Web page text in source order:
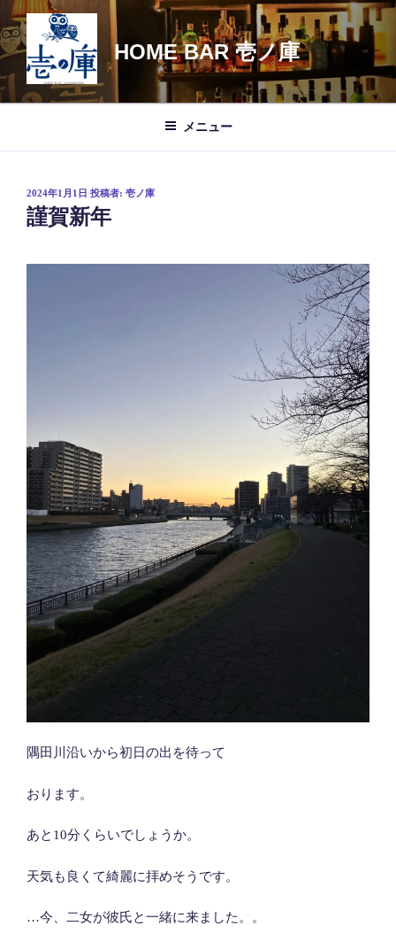
コ
ン
テ
ン
ツ
HOME BAR 壱ノ庫
メニュー
投
稿
日:
2024年1月1日 投稿者: 壱ノ庫
謹賀新年
隅田川沿いから初日の出を待って
おります。
あと10分くらいでしょうか。
天気も良くて綺麗に拝めそうです。
…今、二女が彼氏と一緒に来ました。。